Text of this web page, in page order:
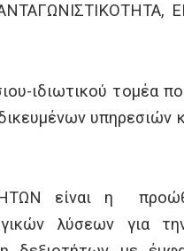
ιδιωτικού τομέα
υπηρεσιών
είναι η
λύσεων για